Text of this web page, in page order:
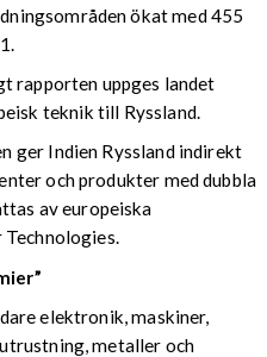
ökat med 455
rapporten uppges landet
teknik till Ryssland.
ger Indien Ryssland indirekt
och produkter med dubbla
av europeiska
elektronik, maskiner,
metaller och